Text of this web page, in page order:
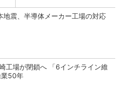
地震、半導体メーカー工場の対応
工場が閉鎖へ 「6インチライン維
50年